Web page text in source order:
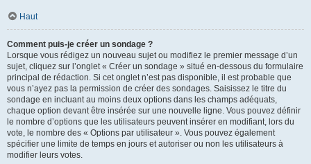
Haut
Comment puis-je créer un sondage ?
Lorsque vous rédigez un nouveau sujet ou modifiez le premier message d’un
sujet, cliquez sur l’onglet « Créer un sondage » situé en-dessous du formulaire
principal de rédaction. Si cet onglet n’est pas disponible, il est probable que
vous n’ayez pas la permission de créer des sondages. Saisissez le titre du
sondage en incluant au moins deux options dans les champs adéquats,
chaque option devant être insérée sur une nouvelle ligne. Vous pouvez définir
le nombre d’options que les utilisateurs peuvent insérer en modifiant, lors du
vote, le nombre des « Options par utilisateur ». Vous pouvez également
spécifier une limite de temps en jours et autoriser ou non les utilisateurs à
modifier leurs votes.